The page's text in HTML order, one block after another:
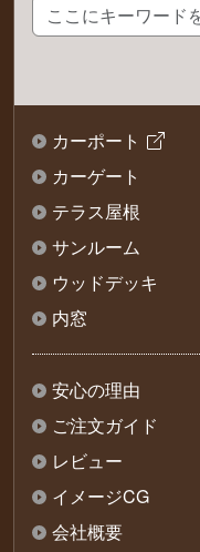
カーポート
カーゲート
テラス屋根
サンルーム
ウッドデッキ
内窓
安心の理由
ご注文ガイド
レビュー
イメージCG
会社概要